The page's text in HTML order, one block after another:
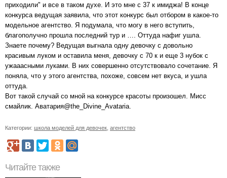
приходили" и все в таком духе. И это мне с 37 к имиджа! В конце
конкурса ведущая заявила, что этот конкурс был отбором в какое-то
модельное агентство. Я подумала, что могу в него вступить,
благополучно прошла последний тур и …. Оттуда нафиг ушла.
Знаете почему? Ведущая выгнала одну девочку с довольно
красивым луком и оставила меня, девочку с 70 к и еще 3 нубок с
ужааасными луками. В них совершенно отсутствовало сочетание. Я
поняла, что у этого агентства, похоже, совсем нет вкуса, и ушла
оттуда.
Вот такой случай со мной на конкурсе красоты произошел. Мисс
смайлик. Аватария@the_Divine_Avataria.
Категории: школа моделей для девочек агентство
Читайте также